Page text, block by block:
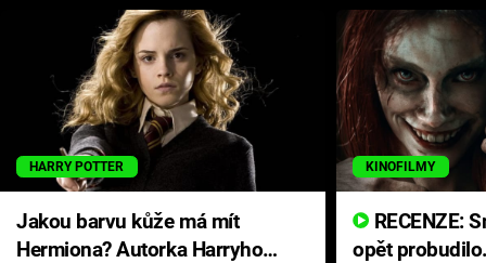
HARRY POTTER
Jakou barvu kůže má mít
Hermiona? Autorka Harryho
KINOFILMY
opět